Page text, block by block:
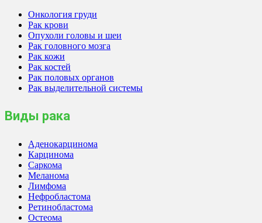
Онкология груди
Рак крови
Опухоли головы и шеи
Рак головного мозга
Рак кожи
Рак костей
Рак половых органов
Рак выделительной системы
Виды рака
Аденокарцинома
Карцинома
Саркома
Меланома
Лимфома
Нефробластома
Ретинобластома
Остеома